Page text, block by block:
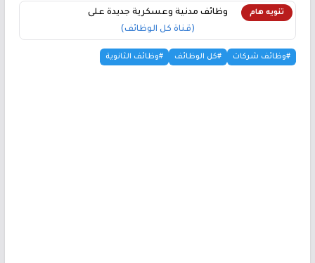
تنويه هام
وظائف مدنية وعسكرية جديدة على
(قناة كل الوظائف)
#وظائف شركات #كل الوظائف #وظائف الثانوية